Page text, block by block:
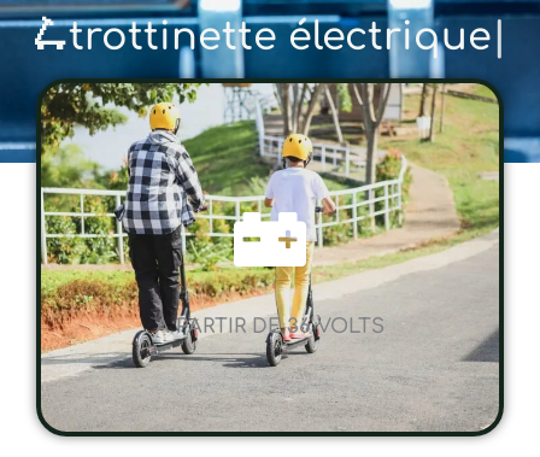
A PARTIR DE 36 VOLTS